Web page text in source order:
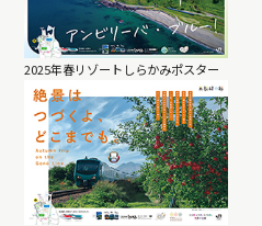
2025年春リゾートしらかみポスター